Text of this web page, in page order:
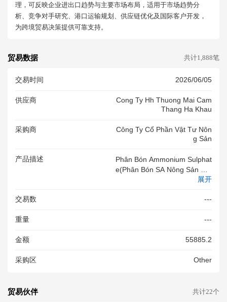
理，可反映企业进出口趋势与主要市场布局，适用于市场趋势分
析、竞争对手研究、港口运输规划、供应链优化及国际客户开发，
为跨境贸易决策提供可靠支持。
贸易数据 共计1,888笔
交易时间 2026/06/05
供应商
Cong Ty Hh Thuong Mai Cam
Thang Ha Khau
采购商
Công Ty Cổ Phần Vật Tư Nôn
G Sản
产品描述
Phân Bón Ammonium Sulphat
E(Phân Bón SA Nông Sản Apr
Omaco 20.5%)(NH4)2SO4.Nt
Tự Do(quy Về H2SO4):1%.Dạ
Bao PE/PP,TL Tịnh 50kg/bao.
展开
交易数 ---
重量 ---
金额 55885.2
采购区 Other
贸易伙伴 共计22个